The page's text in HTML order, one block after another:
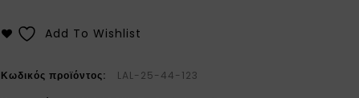
Add To Wishlist
Κωδικός προϊόντος:
LAL-25-44-123